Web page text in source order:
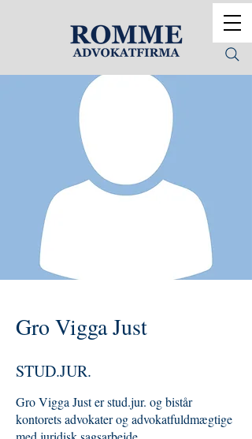
Gro Vigga Just
STUD.JUR.
Gro Vigga Just er stud.jur. og bistår
kontorets advokater og advokatfuldmægtige